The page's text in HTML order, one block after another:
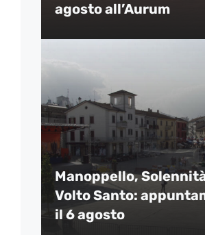
agosto all’Aurum
Manoppello,
Volto Santo:
il 6 agosto